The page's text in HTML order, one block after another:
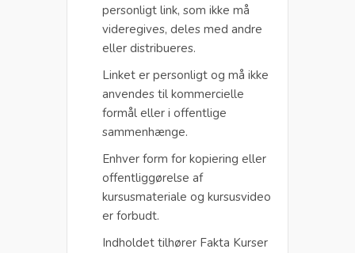
personligt link, som ikke må
videregives, deles med andre
eller distribueres.
Linket er personligt og må ikke
anvendes til kommercielle
formål eller i offentlige
sammenhænge.
Enhver form for kopiering eller
offentliggørelse af
kursusmateriale og kursusvideo
er forbudt.
Indholdet tilhører Fakta Kurser